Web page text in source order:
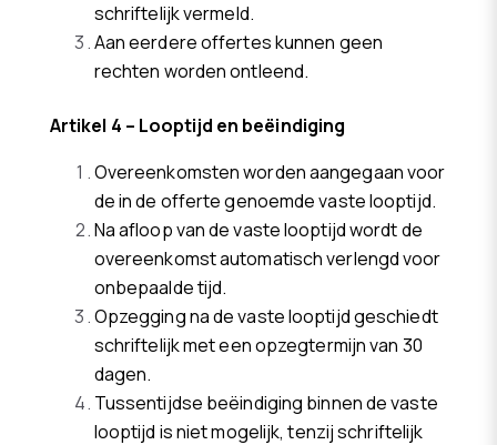
schriftelijk vermeld.
Aan eerdere offertes kunnen geen
rechten worden ontleend.
Artikel 4 – Looptijd en beëindiging
Overeenkomsten worden aangegaan voor
de in de offerte genoemde vaste looptijd.
Na afloop van de vaste looptijd wordt de
overeenkomst automatisch verlengd voor
onbepaalde tijd.
Opzegging na de vaste looptijd geschiedt
schriftelijk met een opzegtermijn van 30
dagen.
Tussentijdse beëindiging binnen de vaste
looptijd is niet mogelijk, tenzij schriftelijk